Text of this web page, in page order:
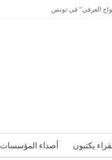
العرفي” في تونس
يكتبون أصداء المؤسسات